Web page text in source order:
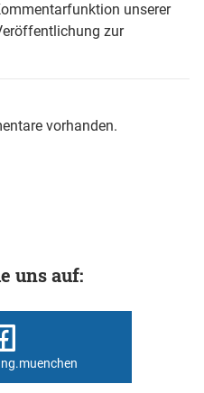
unserer
zur
vorhanden.
uns auf: